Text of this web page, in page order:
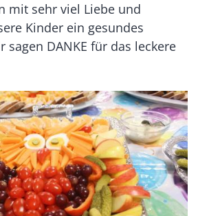
mit sehr viel Liebe und
Kinder ein gesundes
sagen DANKE für das leckere